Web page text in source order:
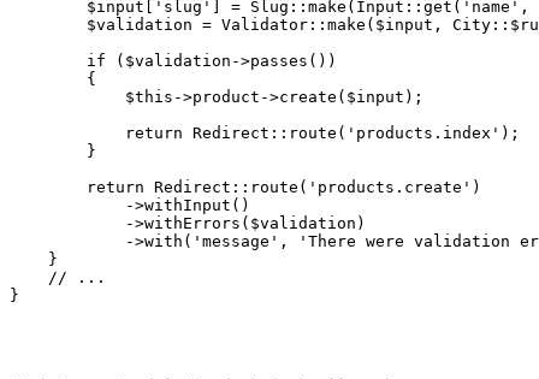
$input['slug'] = Slug::make(Input::get('name',
$validation = Validator::make($input,
        if ($validation->passes())
        {
            $this->product->create($input);
            return Redirect::route('products.index');
        }
        return Redirect::route('products.create')
            ->withInput()
            ->withErrors($validation)
->with('message', 'There were validation
    }
    // ...